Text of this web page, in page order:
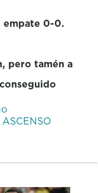
empate 0-0.
pero tamén a
ASCENSO